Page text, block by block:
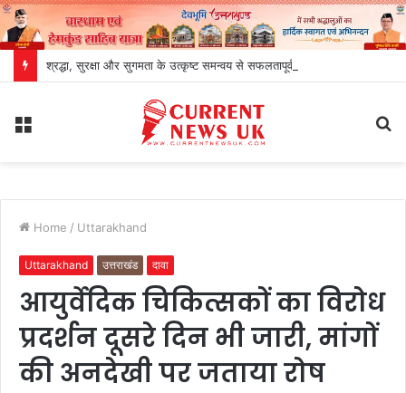
Home / Uttarakhand
Uttarakhand उत्तराखंड दावा
आयुर्वेदिक चिकित्सकों का विरोध
प्रदर्शन दूसरे दिन भी जारी, मांगों
की अनदेखी पर जताया रोष